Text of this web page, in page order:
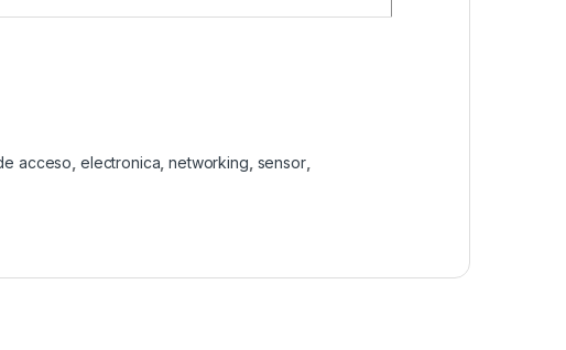
acceso electronica ,networking sensor,